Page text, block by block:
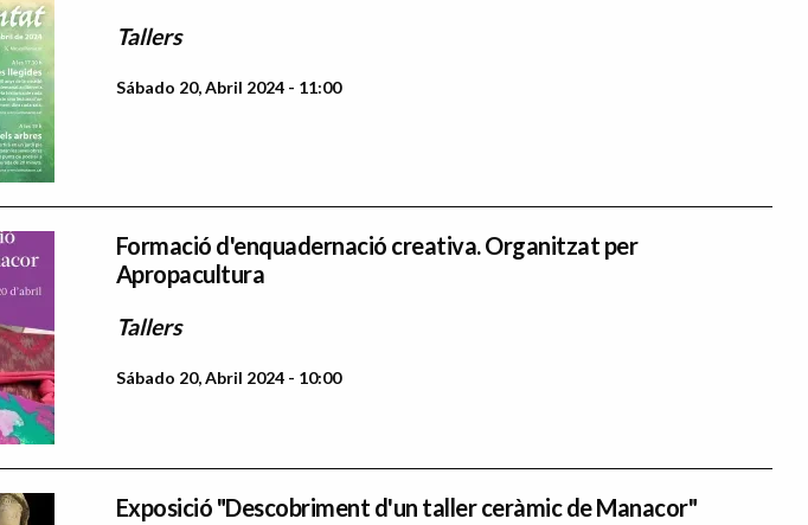
Tallers
Sábado 20, Abril 2024 - 11:00
Formació d'enquadernació creativa. Organitzat per
Apropacultura
Tallers
Sábado 20, Abril 2024 - 10:00
Exposició "Descobriment d'un taller ceràmic de Manacor"